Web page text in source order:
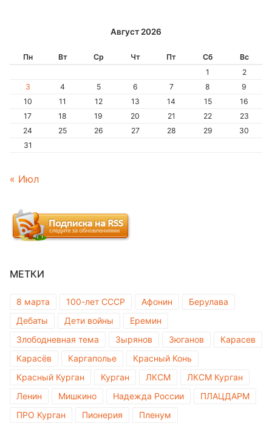
Август 2026
Пн Вт Ср Чт Пт Сб
Вс
1
2
3
4 5 6 7 8
9
10
11 12 13 14 15
16
17
18 19 20 21 22
23
24
25 26 27 28 29
30
31
« Июл
МЕТКИ
8 марта 100-лет СССР Афонин
Берулава
Дебаты
Дети войны
Еремин
Злободневная тема
Зырянов Зюганов
Карасев
Карасёв
Каргаполье
Красный Конь
Красный Курган
Курган ЛКСМ
ЛКСМ Курган
Ленин
Мишкино Надежда России
ПЛАЦДАРМ
ПРО Курган
Пионерия
Пленум